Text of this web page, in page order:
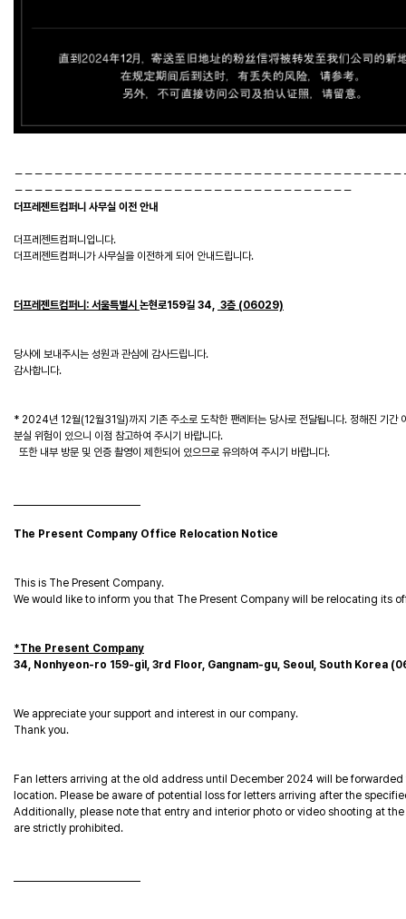
－－－－－－－－－－－－－－－－－－－－－－－－－－－－－－－－－－－－－－－
－－－－－－－－－－－－－－－－－－－－－－－－－－－－－－－－－－
더프레젠트컴퍼니 사무실 이전 안내
더프레젠트컴퍼니입니다.
더프레젠트컴퍼니가 사무실을 이전하게 되어 안내드립니다.
더프레젠트컴퍼니: 서울특별시 논현로159길 34, 3층 (06029)
당사에 보내주시는 성원과 관심에 감사드립니다.
감사합니다.
* 2024년 12월(12월31일)까지 기존 주소로 도착한 팬레터는 당사로 전달됩니다. 정해진 기간
분실 위험이 있으니 이점 참고하여 주시기 바랍니다.
또한 내부 방문 및 인증 촬영이 제한되어 있으므로 유의하여 주시기 바랍니다.
The Present Company Office Relocation Notice
This is The Present Company.
We would like to inform you that The Present Company will be relocating its
*The Present Company
34, Nonhyeon-ro 159-gil, 3rd Floor, Gangnam-gu, Seoul, South Korea
We appreciate your support and interest in our company.
Thank you.
Fan letters arriving at the old address until December 2024 will be forwarded
location. Please be aware of potential loss for letters arriving after the
Additionally, please note that entry and interior photo or video shooting at
are strictly prohibited.